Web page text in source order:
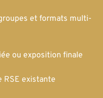
et formats multi-
ou exposition finale
RSE existante